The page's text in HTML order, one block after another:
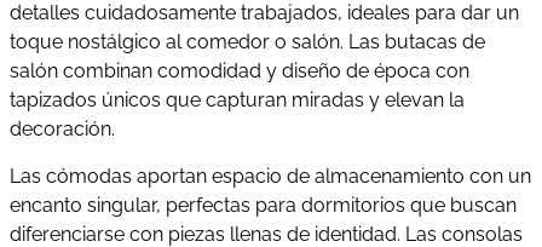
detalles cuidadosamente trabajados, ideales para dar un
toque nostálgico al comedor o salón. Las butacas de
salón combinan comodidad y diseño de época con
tapizados únicos que capturan miradas y elevan la
decoración.
Las cómodas aportan espacio de almacenamiento con un
encanto singular, perfectas para dormitorios que buscan
diferenciarse con piezas llenas de identidad. Las consolas